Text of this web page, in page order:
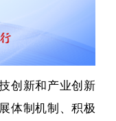
创新和产业创新
体制机制、积极